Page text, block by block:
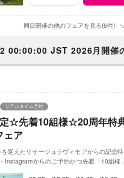
同日開催の他のフェアを見る(6件)
00:00:00 JST 2026月開催
☆先着10組様☆20周年特
ェア
リアルタイム予約
迎えたリサージュラヴィモアからの記念
Instagramからのご予約かつ先着「10組様